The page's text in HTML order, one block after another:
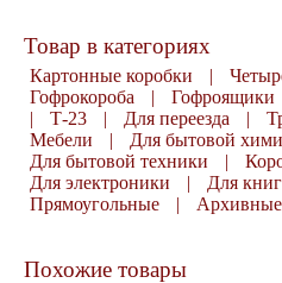
Товар в категориях
Картонные коробки |
Гофрокороба
| Гофроящики
|
Т-23 | Для переезда |
Мебели
| Для бытовой
Для бытовой техники
|
Для электроники
| Для книг
Прямоугольные
|
Похожие товары